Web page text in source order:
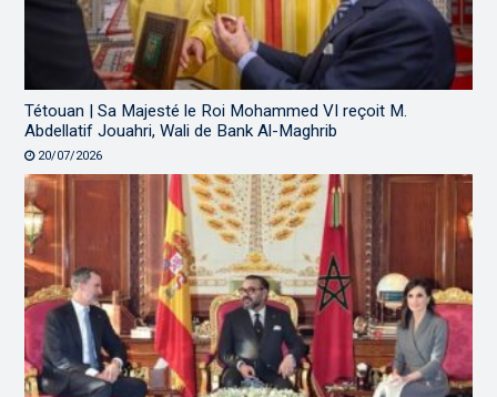
Tétouan | Sa Majesté le Roi Mohammed VI reçoit M.
Abdellatif Jouahri, Wali de Bank Al-Maghrib
20/07/2026